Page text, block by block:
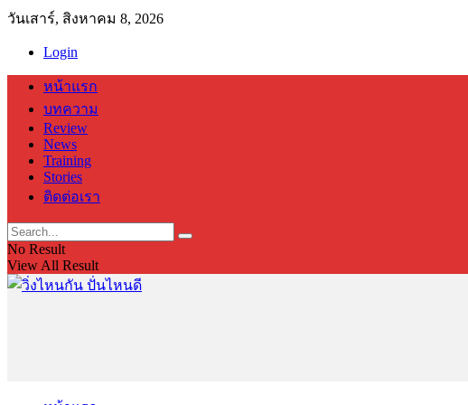
วันเสาร์, สิงหาคม 8, 2026
Login
หน้าแรก
บทความ
Review
News
Training
Stories
ติดต่อเรา
No Result
View All Result